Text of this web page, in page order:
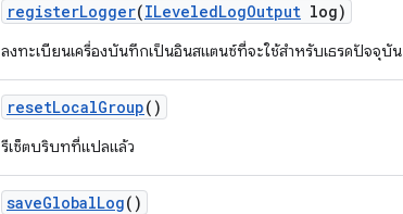
registerLogger(ILeveledLogOutput log)
ลงทะเบียนเครื่องบันทึกเป็นอินสแตนซ์ที่จะใช้สำหรับเธรดปัจจุบัน
resetLocalGroup()
รีเซ็ตบริบทที่แปลแล้ว
saveGlobalLog()